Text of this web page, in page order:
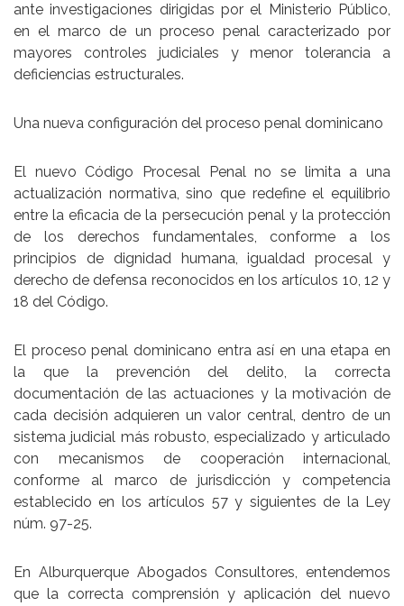
ante investigaciones dirigidas por el Ministerio Público,
en el marco de un proceso penal caracterizado por
mayores controles judiciales y menor tolerancia a
deficiencias estructurales.
Una nueva configuración del proceso penal dominicano
El nuevo Código Procesal Penal no se limita a una
actualización normativa, sino que redefine el equilibrio
entre la eficacia de la persecución penal y la protección
de los derechos fundamentales, conforme a los
principios de dignidad humana, igualdad procesal y
derecho de defensa reconocidos en los artículos 10, 12 y
18 del Código.
El proceso penal dominicano entra así en una etapa en
la que la prevención del delito, la correcta
documentación de las actuaciones y la motivación de
cada decisión adquieren un valor central, dentro de un
sistema judicial más robusto, especializado y articulado
con mecanismos de cooperación internacional,
conforme al marco de jurisdicción y competencia
establecido en los artículos 57 y siguientes de la Ley
núm. 97-25.
En Alburquerque Abogados Consultores, entendemos
que la correcta comprensión y aplicación del nuevo